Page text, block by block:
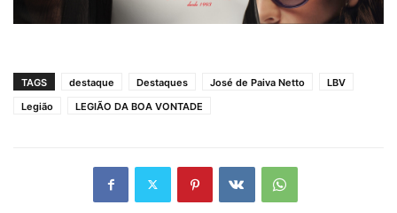
TAGS destaque Destaques José de Paiva Netto
LBV
Legião
LEGIÃO DA BOA VONTADE